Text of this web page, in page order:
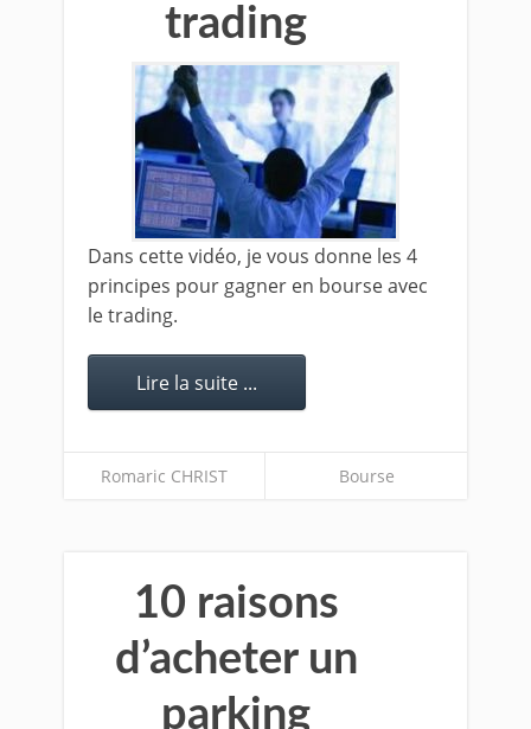
trading
Dans cette vidéo, je vous donne les 4
principes pour gagner en bourse avec
le trading.
Lire la suite ...
Romaric CHRIST Bourse
10 raisons
d’acheter un
parking